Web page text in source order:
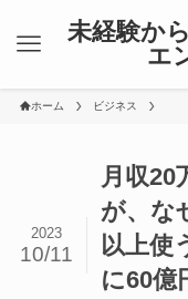
未経験か
エ
ホーム ビジネス
月収20
が、な
以上使
に60億
2023
10/11